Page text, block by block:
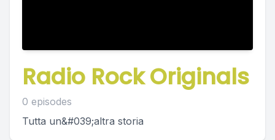
Radio Rock Originals
0 episodes
Tutta un&#039;altra storia